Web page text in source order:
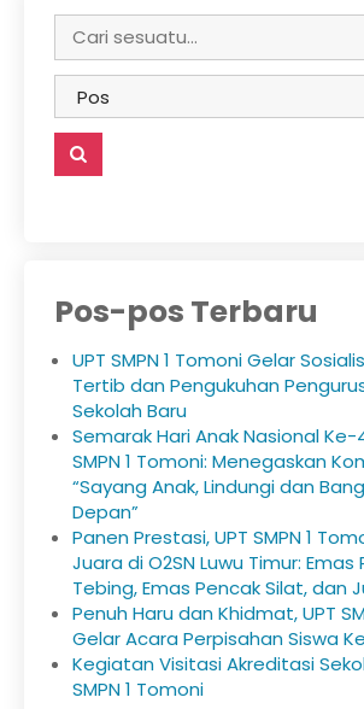
Pos-pos Terbaru
UPT SMPN 1 Tomoni Gelar
Tertib dan Pengukuhan
Sekolah Baru
Semarak Hari Anak Nasional Ke-
SMPN 1 Tomoni: Menegaskan
“Sayang Anak, Lindungi dan
Depan”
Panen Prestasi, UPT SMPN 1
Juara di O2SN Luwu Timur: Emas
Tebing, Emas Pencak Silat, dan
Penuh Haru dan Khidmat, UPT
Gelar Acara Perpisahan Siswa
Kegiatan Visitasi Akreditasi
SMPN 1 Tomoni